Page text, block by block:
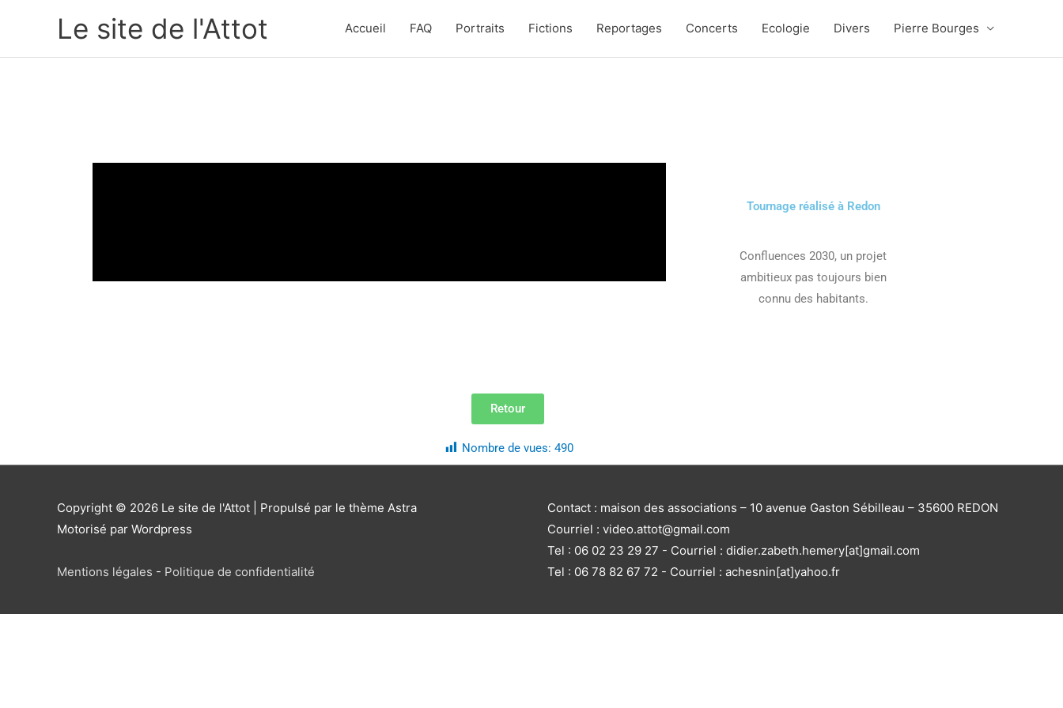
Le site de l'Attot Accueil FAQ Portraits Fictions Reportages Concerts Ecologie Divers Pierre Bourges
Tournage réalisé à Redon
Confluences 2030, un projet
ambitieux pas toujours bien
connu des habitants.
Retour
Nombre de vues: 490
Copyright © 2026 Le site de l'Attot | Propulsé par le thème Astra
Motorisé par Wordpress
Mentions légales - Politique de confidentialité
Contact : maison des associations – 10 avenue Gaston Sébilleau – 35600 REDON
Courriel : video.attot@gmail.com
Tel : 06 02 23 29 27 - Courriel : didier.zabeth.hemery[at]gmail.com
Tel : 06 78 82 67 72 - Courriel : achesnin[at]yahoo.fr